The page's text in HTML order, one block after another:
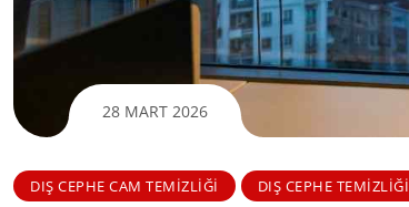
28 MART 2026
DIŞ CEPHE CAM TEMIZLIĞI DIŞ CEPHE TEMIZLIĞI